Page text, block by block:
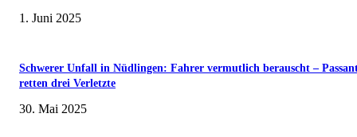
1. Juni 2025
Schwerer Unfall in Nüdlingen: Fahrer vermutlich berauscht –
retten drei Verletzte
30. Mai 2025